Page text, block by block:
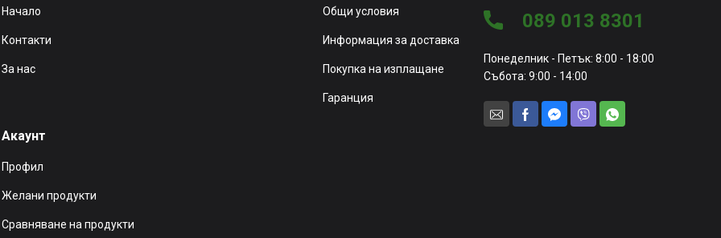
Начало
Контакти
За нас
Общи условия
Информация за доставка
Покупка на изплащане
Гаранция
Акаунт
Профил
Желани продукти
Сравняване на продукти
089 013 8301
Понеделник - Петък: 8:00 - 18:00
Събота: 9:00 - 14:00